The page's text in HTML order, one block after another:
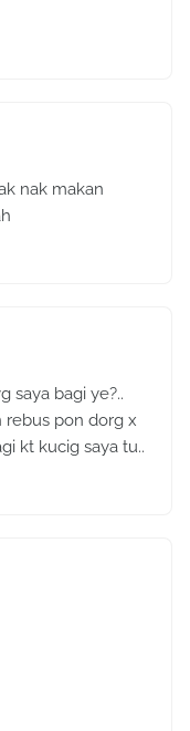
nak makan
saya bagi ye?..
rebus pon dorg x
kt kucig saya tu..